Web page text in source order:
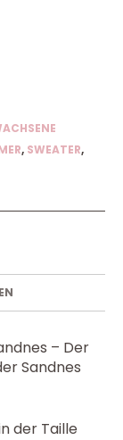
, SWEATER,
– Der
Sandnes
der Taille